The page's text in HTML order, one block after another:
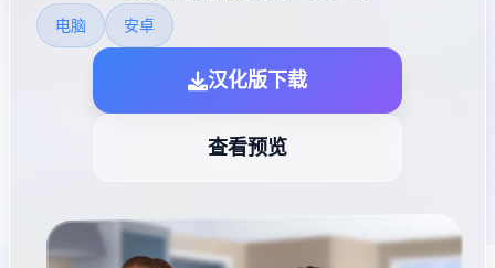
电脑 安卓
汉化版下载
查看预览